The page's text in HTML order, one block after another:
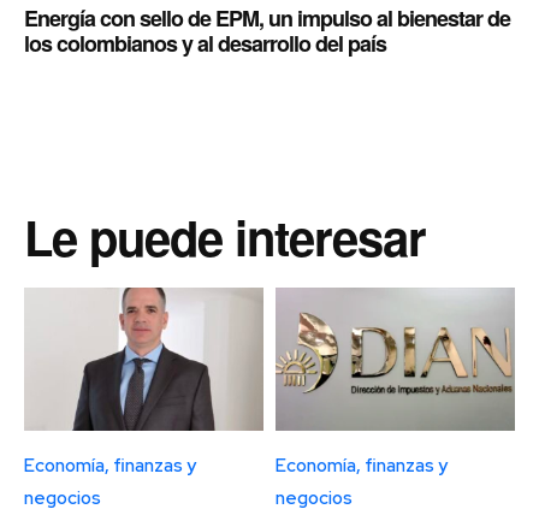
Energía con sello de EPM, un impulso al bienestar de
los colombianos y al desarrollo del país
Le puede interesar
Economía, finanzas y
negocios
Economía, finanzas y
negocios